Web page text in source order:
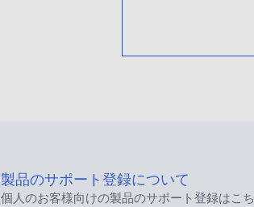
製品のサポート登録について
個人のお客様向けの製品のサポート登録はこ